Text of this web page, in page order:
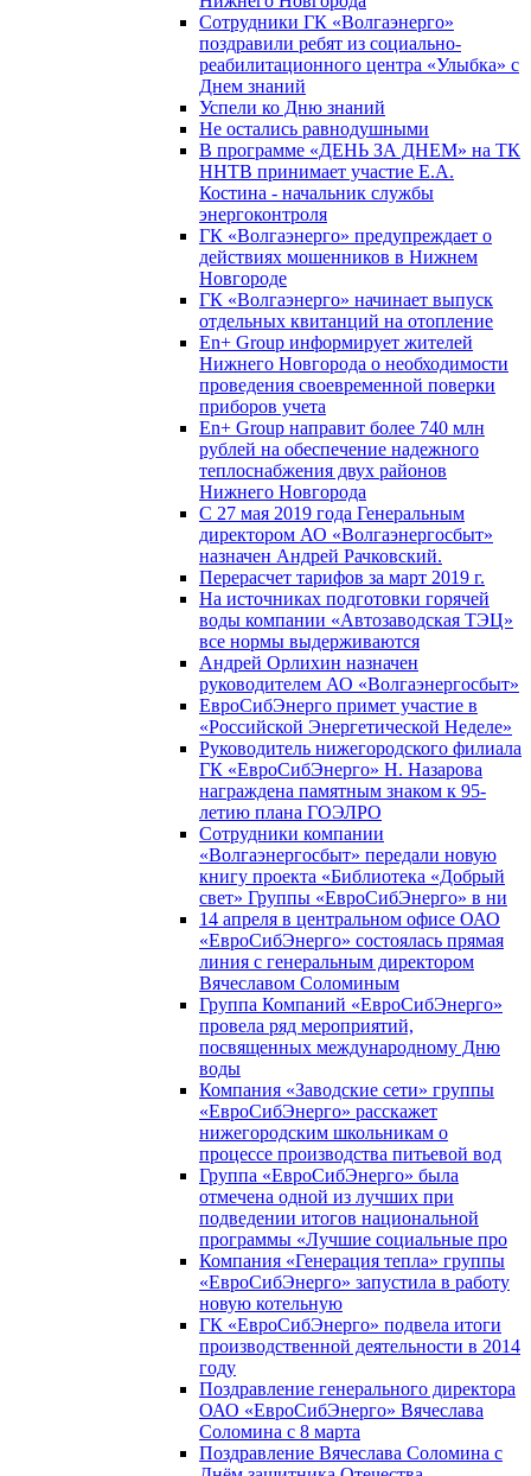
Сотрудники ГК «Волгаэнерго»
поздравили ребят из социально-
реабилитационного центра «Улыбка» с
Днем знаний
Успели ко Дню знаний
Не остались равнодушными
В программе «ДЕНЬ ЗА ДНЕМ» на ТК
ННТВ принимает участие Е.А.
Костина - начальник службы
энергоконтроля
ГК «Волгаэнерго» предупреждает о
действиях мошенников в Нижнем
Новгороде
ГК «Волгаэнерго» начинает выпуск
отдельных квитанций на отопление
En+ Group информирует жителей
Нижнего Новгорода о необходимости
проведения своевременной поверки
приборов учета
En+ Group направит более 740 млн
рублей на обеспечение надежного
теплоснабжения двух районов
Нижнего Новгорода
С 27 мая 2019 года Генеральным
директором АО «Волгаэнергосбыт»
назначен Андрей Рачковский.
Перерасчет тарифов за март 2019 г.
На источниках подготовки горячей
воды компании «Автозаводская ТЭЦ»
все нормы выдерживаются
Андрей Орлихин назначен
руководителем АО «Волгаэнергосбыт»
ЕвроСибЭнерго примет участие в
«Российской Энергетической Неделе»
Руководитель нижегородского филиала
ГК «ЕвроСибЭнерго» Н. Назарова
награждена памятным знаком к 95-
летию плана ГОЭЛРО
Сотрудники компании
«Волгаэнергосбыт» передали новую
книгу проекта «Библиотека «Добрый
свет» Группы «ЕвроСибЭнерго» в ни
14 апреля в центральном офисе ОАО
«ЕвроСибЭнерго» состоялась прямая
линия с генеральным директором
Вячеславом Соломиным
Группа Компаний «ЕвроСибЭнерго»
провела ряд мероприятий,
посвященных международному Дню
воды
Компания «Заводские сети» группы
«ЕвроСибЭнерго» расскажет
нижегородским школьникам о
процессе производства питьевой вод
Группа «ЕвроСибЭнерго» была
отмечена одной из лучших при
подведении итогов национальной
программы «Лучшие социальные про
Компания «Генерация тепла» группы
«ЕвроСибЭнерго» запустила в работу
новую котельную
ГК «ЕвроСибЭнерго» подвела итоги
производственной деятельности в 2014
году
Поздравление генерального директора
ОАО «ЕвроСибЭнерго» Вячеслава
Соломина с 8 марта
Поздравление Вячеслава Соломина с